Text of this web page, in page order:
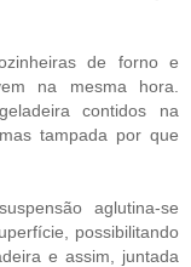
de forno e
na mesma hora.
contidos na
tampada por que
aglutina-se
possibilitando
e assim, juntada